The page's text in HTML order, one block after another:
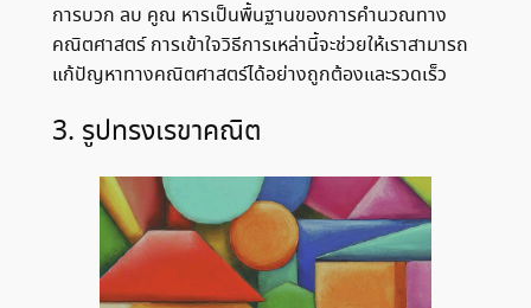
การบวก ลบ คูณ หารเป็นพื้นฐานของการคำนวณทาง
คณิตศาสตร์ การเข้าใจวิธีการเหล่านี้จะช่วยให้เราสามารถ
แก้ปัญหาทางคณิตศาสตร์ได้อย่างถูกต้องและรวดเร็ว
3. รูปทรงเรขาคณิต